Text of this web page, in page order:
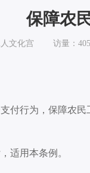
保障农
文化宫 访量：
付行为，保障农
适用本条例。